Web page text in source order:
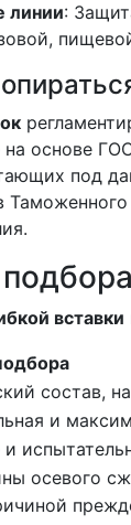
линии:
основе
под
вставки
состав,
и
осевого